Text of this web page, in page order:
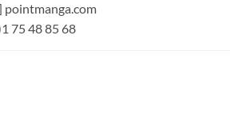
pointmanga.com
75 48 85 68